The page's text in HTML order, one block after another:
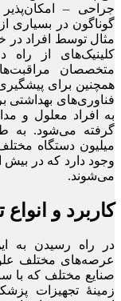
جراحی –
گوناگون در بسیاری
مثال توسط افراد در
کلینیک‌های از
متخصصان
همچنین برای
فناوری‌های بهداشتی
به افراد معلول و
میلیون دستگاه
می‌شوند.
کاربرد و
در راه رسیدن به
عرصه‌های مختلف
صنایع مختلف که با
زمینۀ تجهیزات